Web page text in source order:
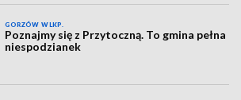
GORZÓW WLKP.
Poznajmy się z Przytoczną. To gmina pełna
niespodzianek